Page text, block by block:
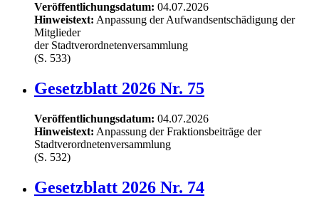
Veröffentlichungsdatum: 04.07.2026
Hinweistext: Anpassung der Aufwandsentschädigung der
Mitglieder
der Stadtverordnetenversammlung
(S. 533)
Gesetzblatt 2026 Nr. 75
Veröffentlichungsdatum: 04.07.2026
Hinweistext: Anpassung der Fraktionsbeiträge der
Stadtverordnetenversammlung
(S. 532)
Gesetzblatt 2026 Nr. 74